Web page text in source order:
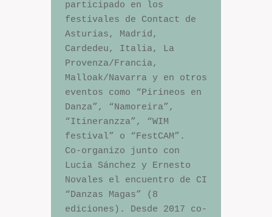
participado en los
festivales de Contact de
Asturias, Madrid,
Cardedeu, Italia, La
Provenza/Francia,
Malloak/Navarra y en otros
eventos como “Pirineos en
Danza”, “Namoreira”,
“Itineranzza”, “WIM
festival” o “FestCAM”.
Co-organizo junto con
Lucía Sánchez y Ernesto
Novales el encuentro de CI
“Danzas Magas” (8
ediciones). Desde 2017 co-